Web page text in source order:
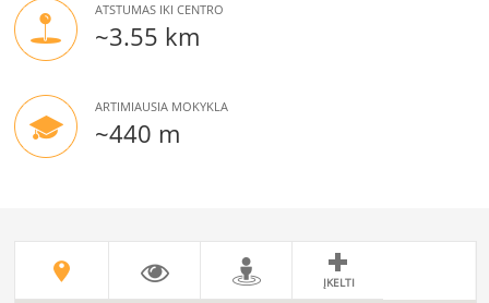
ATSTUMAS IKI CENTRO
~3.55 km
ARTIMIAUSIA MOKYKLA
~440 m
ĮKELTI